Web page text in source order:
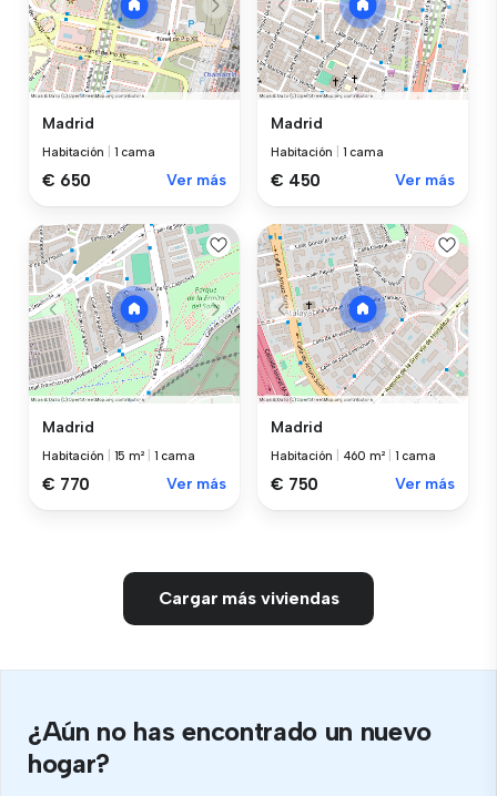
Madrid
Habitación 1 cama
€ 650 Ver más
Madrid
Habitación 1 cama
€ 450 Ver más
Madrid
Habitación 15 m² 1 cama
€ 770 Ver más
Madrid
Habitación 460 m² 1 cama
€ 750 Ver más
Cargar más viviendas
¿Aún no has encontrado un nuevo
hogar?